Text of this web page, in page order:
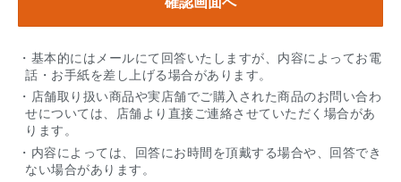
・基本的にはメールにて回答いたしますが、内容によってお電
話・お手紙を差し上げる場合があります。
・店舗取り扱い商品や実店舗でご購入された商品のお問い合わ
せについては、店舗より直接ご連絡させていただく場合があ
ります。
・内容によっては、回答にお時間を頂戴する場合や、回答でき
ない場合があります。